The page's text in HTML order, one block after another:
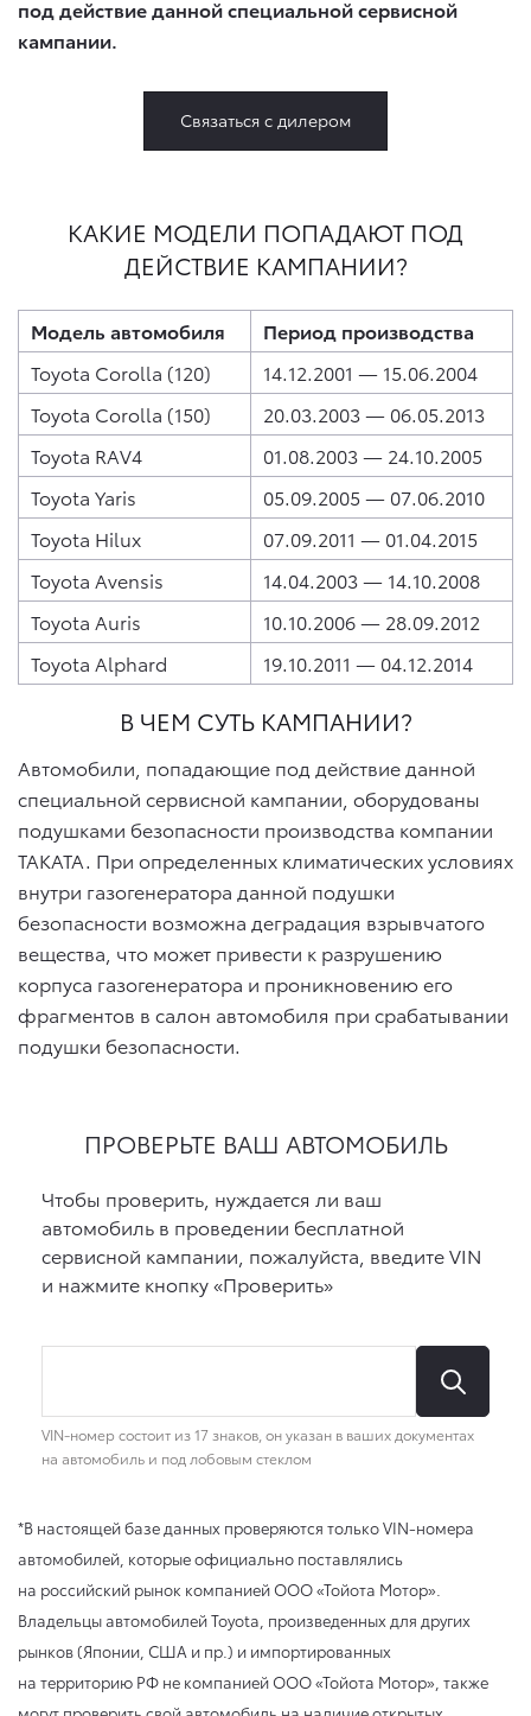
под действие данной специальной сервисной
кампании.
Связаться с дилером
КАКИЕ МОДЕЛИ ПОПАДАЮТ ПОД
ДЕЙСТВИЕ КАМПАНИИ?
Модель автомобиля
Период производства
Toyota Corolla (120)
14.12.2001 — 15.06.2004
Toyota Corolla (150)
20.03.2003 — 06.05.2013
Toyota RAV4
01.08.2003 — 24.10.2005
Toyota Yaris
05.09.2005 — 07.06.2010
Toyota Hilux
07.09.2011 — 01.04.2015
Toyota Avensis
14.04.2003 — 14.10.2008
Toyota Auris
10.10.2006 — 28.09.2012
Toyota Alphard
19.10.2011 — 04.12.2014
В ЧЕМ СУТЬ КАМПАНИИ?
Автомобили, попадающие под действие данной
специальной сервисной кампании, оборудованы
подушками безопасности производства компании
TAKATA. При определенных климатических условиях
внутри газогенератора данной подушки
безопасности возможна деградация взрывчатого
вещества, что может привести к разрушению
корпуса газогенератора и проникновению его
фрагментов в салон автомобиля при срабатывании
подушки безопасности.
*В настоящей базе данных проверяются только VIN-номера
автомобилей, которые официально поставлялись
на российский рынок компанией ООО «Тойота Мотор».
Владельцы автомобилей Toyota, произведенных для других
рынков (Японии, США и пр.) и импортированных
на территорию РФ не компанией ООО «Тойота Мотор», также